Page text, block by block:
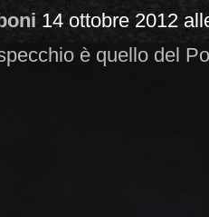
14 ottobre 2012
è quello del